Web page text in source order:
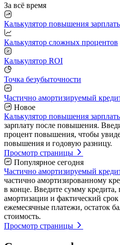
За всё время
Калькулятор повышения
Калькулятор сложных процентов
Калькулятор ROI
Точка безубыточности
Частично амортизируемый
Новое
Калькулятор повышения
зарплату после повышения.
процент повышения, чтобы
повышения и годовую разницу.
Просмотр страницы
Популярное сегодня
Частично амортизируемый
частично амортизированному
в конце. Введите сумму кредита,
амортизации и фактический
ежемесячные платежи, остаток
стоимость.
Просмотр страницы